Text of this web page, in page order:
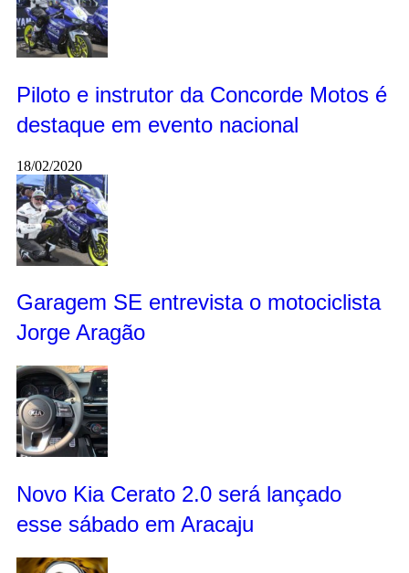
Piloto e instrutor da Concorde Motos é
destaque em evento nacional
18/02/2020
Garagem SE entrevista o motociclista
Jorge Aragão
Novo Kia Cerato 2.0 será lançado
esse sábado em Aracaju